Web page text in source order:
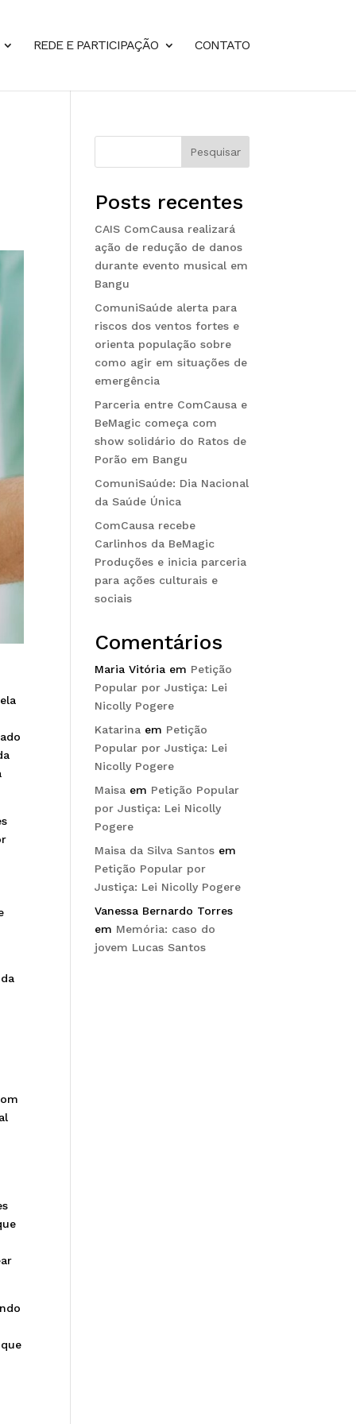
REDE E PARTICIPAÇÃO CONTATO
Pesquisar
Posts recentes
CAIS ComCausa realizará
ação de redução de danos
durante evento musical em
Bangu
ComuniSaúde alerta para
riscos dos ventos fortes e
orienta população sobre
como agir em situações de
emergência
Parceria entre ComCausa e
BeMagic começa com
show solidário do Ratos de
Porão em Bangu
ComuniSaúde: Dia Nacional
da Saúde Única
ComCausa recebe
Carlinhos da BeMagic
Produções e inicia parceria
para ações culturais e
sociais
Comentários
Maria Vitória em Petição
Popular por Justiça: Lei
Nicolly Pogere
Katarina em Petição
Popular por Justiça: Lei
Nicolly Pogere
Maisa em Petição Popular
por Justiça: Lei Nicolly
Pogere
Maisa da Silva Santos em
Petição Popular por
Justiça: Lei Nicolly Pogere
Vanessa Bernardo Torres
em Memória: caso do
jovem Lucas Santos